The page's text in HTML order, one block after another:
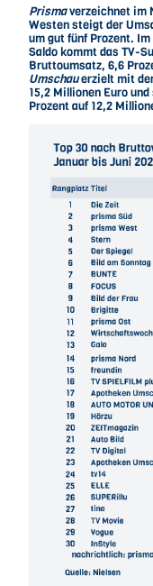
Prismaverzeichnet im
Westen steigt der
um gut fünf Prozent.
Saldo kommt das TV-
Bruttoumsatz, 6,6
Umschauerzielt mit der
15,2 Millionen Euro
Prozent auf 12,2